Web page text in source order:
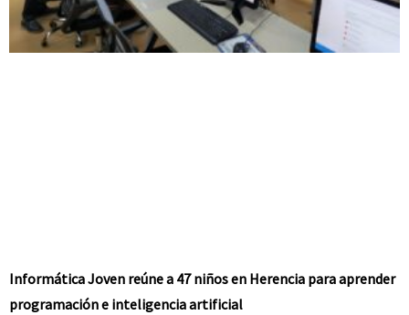
Informática Joven reúne a 47 niños en Herencia para aprender
programación e inteligencia artificial